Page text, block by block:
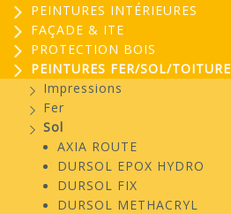
PEINTURES INTÉRIEURES
FAÇADE & ITE
PROTECTION BOIS
PEINTURES FER/SOL/TOITURE
Impressions
Fer
Sol
AXIA ROUTE
DURSOL EPOX HYDRO
DURSOL FIX
DURSOL METHACRYL